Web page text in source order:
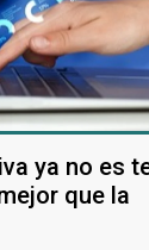
ya no es
que la